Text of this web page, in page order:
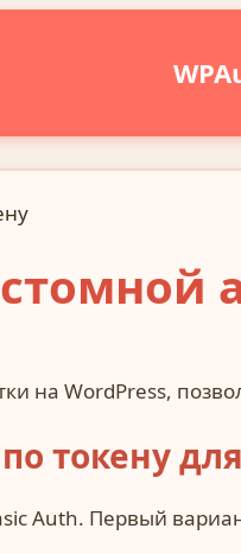
на WordPress,
токену для
Auth. Первый